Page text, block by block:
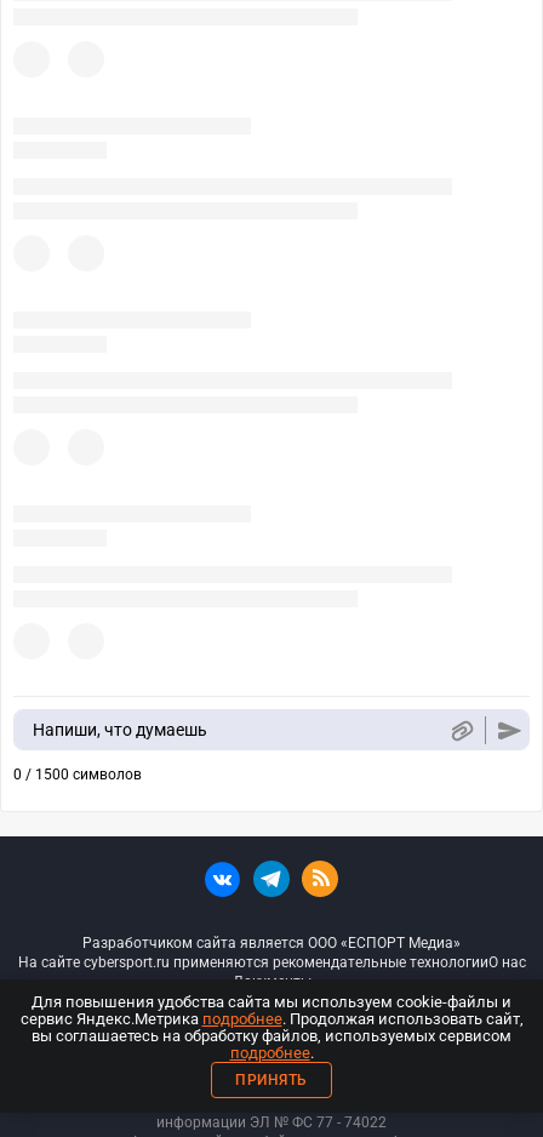
Напиши, что думаешь
0 / 1500 символов
Разработчиком сайта является ООО «ЕСПОРТ Медиа»
На сайте cybersport.ru применяются рекомендательные технологииО нас
Документы
© ООО «Киберспорт.ру» — Все права защищены
18+
ООО «Киберспорт.ру». Свидетельство о регистрации средств массовой
информации ЭЛ № ФС 77 - 74022
Для повышения удобства сайта мы используем cookie-файлы и
сервис Яндекс.Метрика подробнее. Продолжая использовать сайт,
вы соглашаетесь на обработку файлов, используемых сервисом
подробнее.
ПРИНЯТЬ